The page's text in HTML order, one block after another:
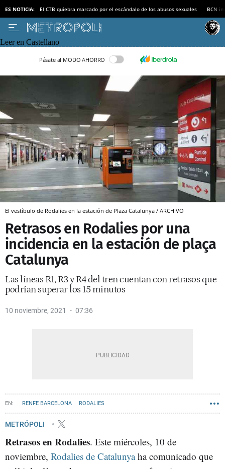
ES NOTICIA: El CTB quiebra marcado por el escándalo de los abusos sexuales BCN
Leer en Castellano
Pásate al MODO AHORRO
El vestíbulo de Rodalies en la estación de Plaza Catalunya / ARCHIVO
Retrasos en Rodalies por una
incidencia en la estación de plaça
Catalunya
Las líneas R1, R3 y R4 del tren cuentan con retrasos que
podrían superar los 15 minutos
10 noviembre, 2021 07:36
RENFE BARCELONA RODALIES
METRÓPOLI
Retrasos en Rodalies. Este miércoles, 10 de
noviembre, Rodalies de Catalunyaha comunicado que